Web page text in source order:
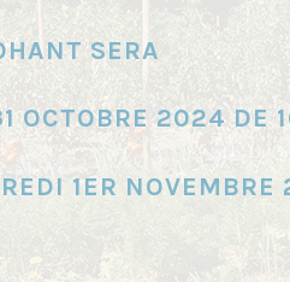
SERA
OCTOBRE 2024 DE
1ER